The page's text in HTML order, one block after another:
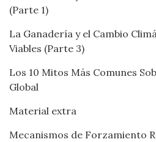
(Parte 1)
La Ganadería y el Cambio
Viables (Parte 3)
Los 10 Mitos Más Comunes
Global
Material extra
Mecanismos de Forzamiento